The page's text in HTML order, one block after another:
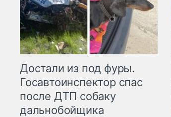
Достали из под фуры.
Госавтоинспектор спас
после ДТП собаку
дальнобойщика